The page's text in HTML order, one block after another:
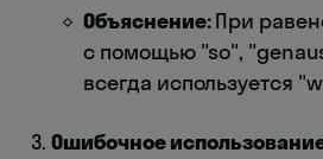
Объяснение:При
с помощью "so",
всегда используется
Ошибочное